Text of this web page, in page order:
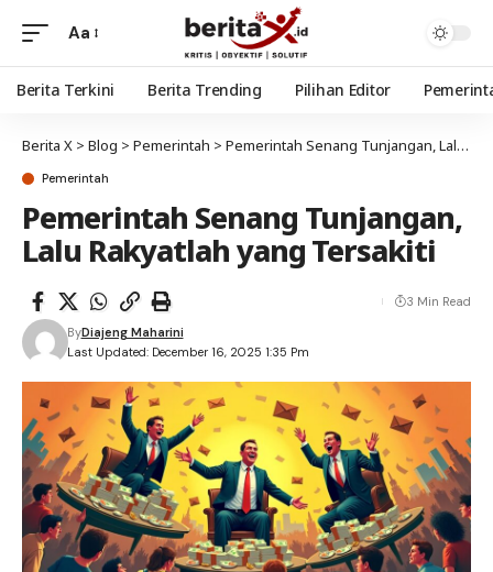
Aa
Berita Terkini Berita Trending Pilihan Editor
Berita X > Blog > Pemerintah > Pemerintah Senang Tunjangan, Lalu Rakyatlah yang Tersakiti
Pemerintah
Pemerintah Senang Tunjangan,
Lalu Rakyatlah yang Tersakiti
Last Updated: December 16, 2025 1:35 Pm
ByDiajeng Maharini
3 Min Read